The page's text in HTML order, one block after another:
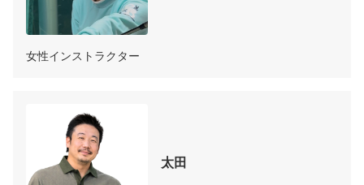
女性インストラクター
太田